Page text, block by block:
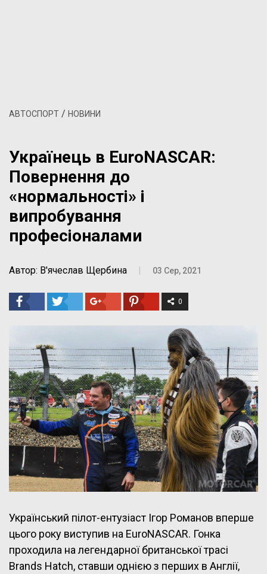
АВТОСПОРТ / НОВИНИ
Українець в EuroNASCAR:
Повернення до
«нормальності» і
випробування
професіоналами
Автор: В'ячеслав Щербина | 03 Сер, 2021
0
Український пілот-ентузіаст Ігор Романов вперше
цього року виступив на EuroNASCAR. Гонка
проходила на легендарної британської трасі
Brands Hatch, ставши однією з перших в Англії,